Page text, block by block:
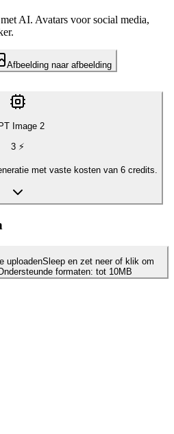
AI. Avatars voor social media,
Afbeelding naar afbeelding
Image 2
3 ⚡
met vaste kosten van 6 credits.
uploadenSleep en zet neer of klik om
formaten: tot 10MB